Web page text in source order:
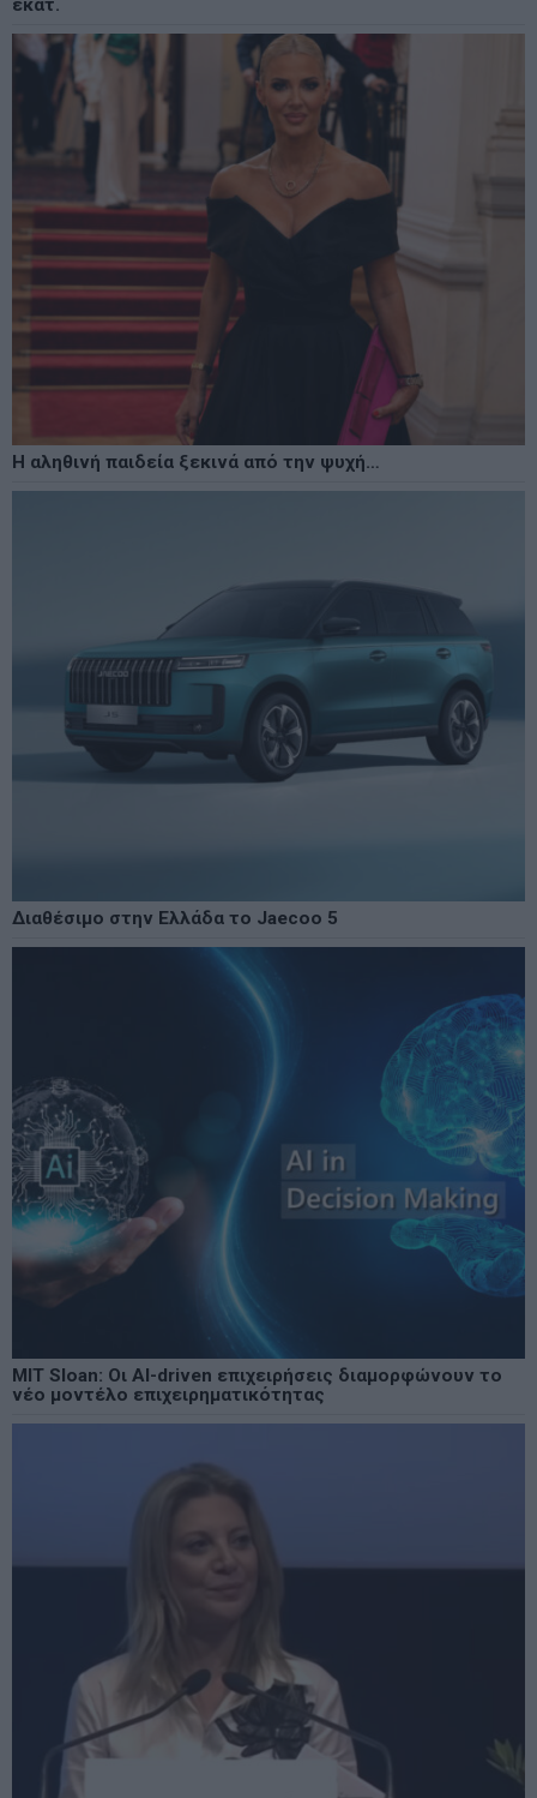
εκατ.
Η αληθινή παιδεία ξεκινά από την ψυχή…
Διαθέσιμο στην Ελλάδα το Jaecoo 5
MIT Sloan: Οι AI-driven επιχειρήσεις διαμορφώνουν το
νέο μοντέλο επιχειρηματικότητας